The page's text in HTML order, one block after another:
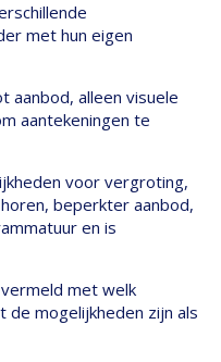
met hun eigen
aanbod, alleen visuele
aantekeningen te
voor vergroting,
beperkter aanbod,
en is
met welk
mogelijkheden zijn als